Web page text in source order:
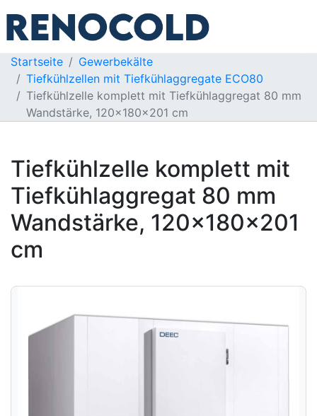
Startseite
Gewerbekälte
Tiefkühlzellen mit Tiefkühlaggregate ECO80
Tiefkühlzelle komplett mit Tiefkühlaggregat 80 mm
Wandstärke, 120x180x201 cm
Tiefkühlzelle komplett mit
Tiefkühlaggregat 80 mm
Wandstärke, 120x180x201
cm